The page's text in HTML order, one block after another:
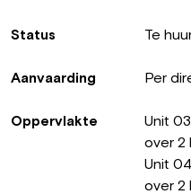
Status Te
Aanvaarding Per
Oppervlakte
Unit
over 2
Unit
over 2